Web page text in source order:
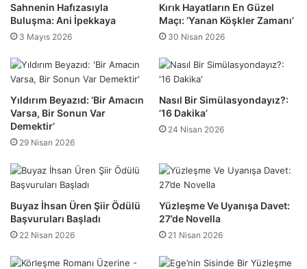
Sahnenin Hafızasıyla
Buluşma: Ani İpekkaya
3 Mayıs 2026
Kırık Hayatların En Güzel
Maçı: ‘Yanan Köşkler Zamanı’
30 Nisan 2026
Yıldırım Beyazıd: ‘Bir Amacın
Varsa, Bir Sonun Var
Demektir’
29 Nisan 2026
Nasıl Bir Simülasyondayız?:
’16 Dakika’
24 Nisan 2026
Buyaz İhsan Üren Şiir Ödülü
Başvuruları Başladı
22 Nisan 2026
Yüzleşme Ve Uyanışa Davet:
27’de Novella
21 Nisan 2026